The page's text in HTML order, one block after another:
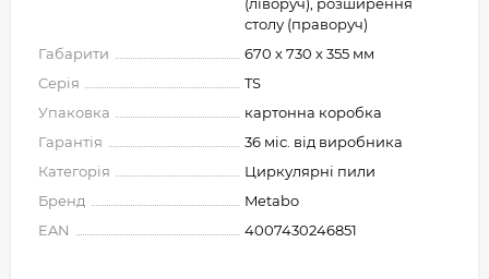
столу (праворуч)
Габарити
670 x 730 x 355 мм
Серія
TS
Упаковка
картонна коробка
Гарантія
36 міс. від виробника
Категорія
Циркулярні пили
Бренд
Metabo
EAN
4007430246851